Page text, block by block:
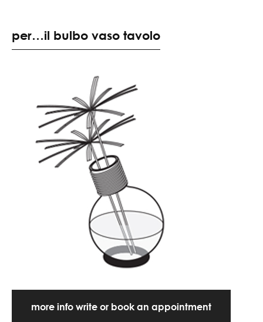
per…il bulbo vaso tavolo
more info write or book an appointment